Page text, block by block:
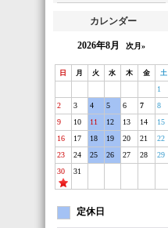
カレンダー
2026年8月 次月»
日 月 火 水 木 金 土
1
2
3 4 5 6 7
8
9
10 11 12 13 14
15
16
17 18 19 20 21
22
23
24 25 26 27 28
29
30
31
定休日